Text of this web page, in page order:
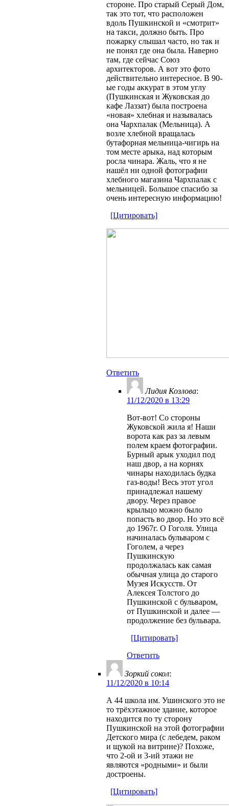
стороне. Про старый Серый Дом,
так это тот, что расположен
вдоль Пушкинской и «смотрит»
на такси, должно быть. Про
пожарку слышал часто, но так и
не понял где она была. Наверно
там, где сейчас Союз
архитекторов. А вот это фото
действительно интересное. В 90-
ые годы аккурат в этом углу
(Пушкинская и Жуковская до
кафе Лаззат) была построена
«новая» хлебная и называлась
она Чархпалак (Мельница). А
возле хлебной вращалась
бутафорная мельница-чигирь на
том месте арыка, над которым
росла чинара. Жаль, что я не
нашёл ни одной фотографии
хлебного магазина Чархпалак с
мельницей. Большое спасибо за
очень интересную информацию!
[Цитировать]
Ответить
Лидия Козлова:
11/12/2020 в 13:29
Вот-вот! Со стороны
Жуковской жила я! Наши
ворота как раз за левым
полем краем фотографии.
Бурный арык уходил под
наш двор, а на корнях
чинары находилась будка
газ-воды! Весь этот угол
принадлежал нашему
двору. Через правое
крыльцо можно было
попасть во двор. Но это всё
до 1967г. О Гоголя. Улица
начиналась бульваром с
Гоголем, а через
Пушкинскую
продолжалась как самая
обычная улица до старого
Музея Искусств. От
Алексея Толстого до
Пушкинской с бульваром,
от Пушкинской и далее —
продолжение без бульвара.
[Цитировать]
Ответить
Зоркий сокол:
11/12/2020 в 10:14
А 44 школа им. Ушинского это не
то трёхэтажное здание, которое
находится по ту сторону
Пушкинской на этой фотографии
Детского мира (с лебедем, раком
и щукой на витрине)? Похоже,
что 2-ой и 3-ий этажи не
являются «родными» и были
достроены.
[Цитировать]